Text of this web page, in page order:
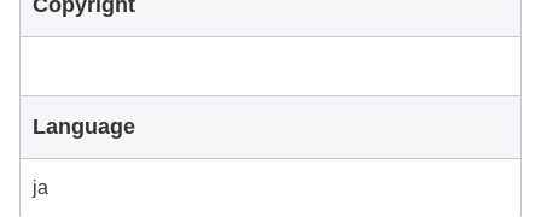
Copyright
Language
ja